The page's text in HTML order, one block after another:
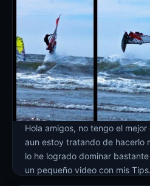
Hola amigos, no tengo el
aun estoy tratando de hacerlo
lo he logrado dominar
un pequeño video con mis
material de videos